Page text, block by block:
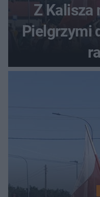
Z Kalisza
Pielgrzymi